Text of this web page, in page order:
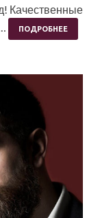
Качественные
ПОДРОБНЕЕ